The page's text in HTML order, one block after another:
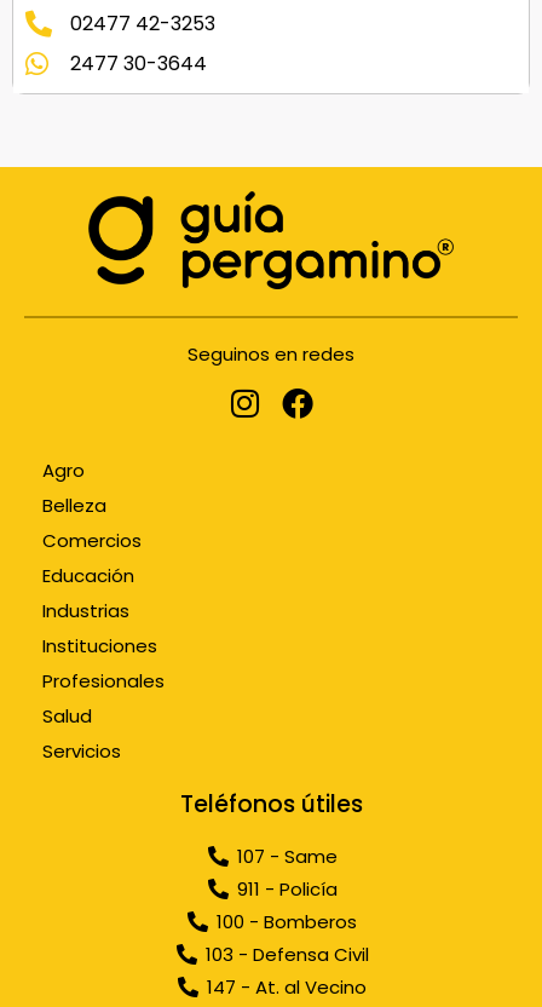
02477 42-3253
2477 30-3644
Seguinos en redes
Agro
Belleza
Comercios
Educación
Industrias
Instituciones
Profesionales
Salud
Servicios
Teléfonos útiles
107 - Same
911 - Policía
100 - Bomberos
103 - Defensa Civil
147 - At. al Vecino